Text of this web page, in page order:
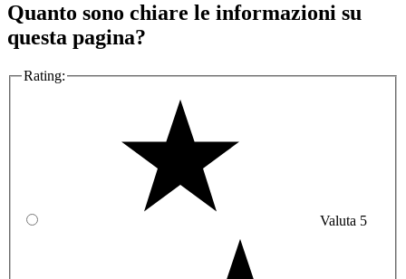
Quanto sono chiare le informazioni su
questa pagina?
Rating:
Valuta 5